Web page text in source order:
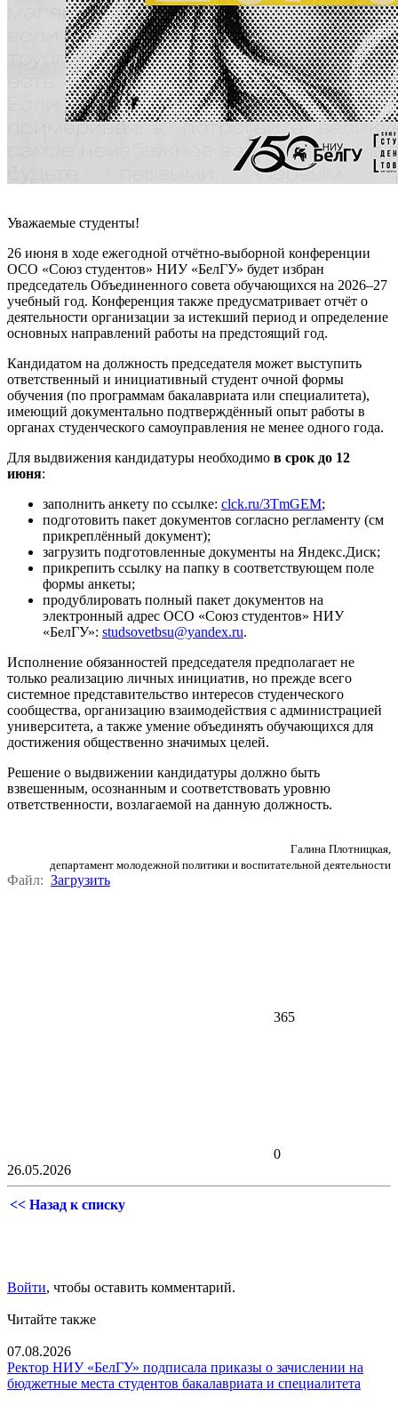
Уважаемые студенты!
26 июня в ходе ежегодной отчётно-выборной конференции
ОСО «Союз студентов» НИУ «БелГУ» будет избран
председатель Объединенного совета обучающихся на 2026–27
учебный год. Конференция также предусматривает отчёт о
деятельности организации за истекший период и определение
основных направлений работы на предстоящий год.
Кандидатом на должность председателя может выступить
ответственный и инициативный студент очной формы
обучения (по программам бакалавриата или специалитета),
имеющий документально подтверждённый опыт работы в
органах студенческого самоуправления не менее одного года.
Для выдвижения кандидатуры необходимо в срок до 12
июня:
заполнить анкету по ссылке: clck.ru/3TmGEM;
подготовить пакет документов согласно регламенту (см
прикреплённый документ);
загрузить подготовленные документы на Яндекс.Диск;
прикрепить ссылку на папку в соответствующем поле
формы анкеты;
продублировать полный пакет документов на
электронный адрес ОСО «Союз студентов» НИУ
«БелГУ»: studsovetbsu@yandex.ru.
Исполнение обязанностей председателя предполагает не
только реализацию личных инициатив, но прежде всего
системное представительство интересов студенческого
сообщества, организацию взаимодействия с администрацией
университета, а также умение объединять обучающихся для
достижения общественно значимых целей.
Решение о выдвижении кандидатуры должно быть
взвешенным, осознанным и соответствовать уровню
ответственности, возлагаемой на данную должность.
Галина Плотницкая,
департамент молодежной политики и воспитательной деятельности
Файл: Загрузить
365
0
26.05.2026
<< Назад к списку
Войти, чтобы оставить комментарий.
Читайте также
07.08.2026
Ректор НИУ «БелГУ» подписала приказы о зачислении на
бюджетные места студентов бакалавриата и специалитета